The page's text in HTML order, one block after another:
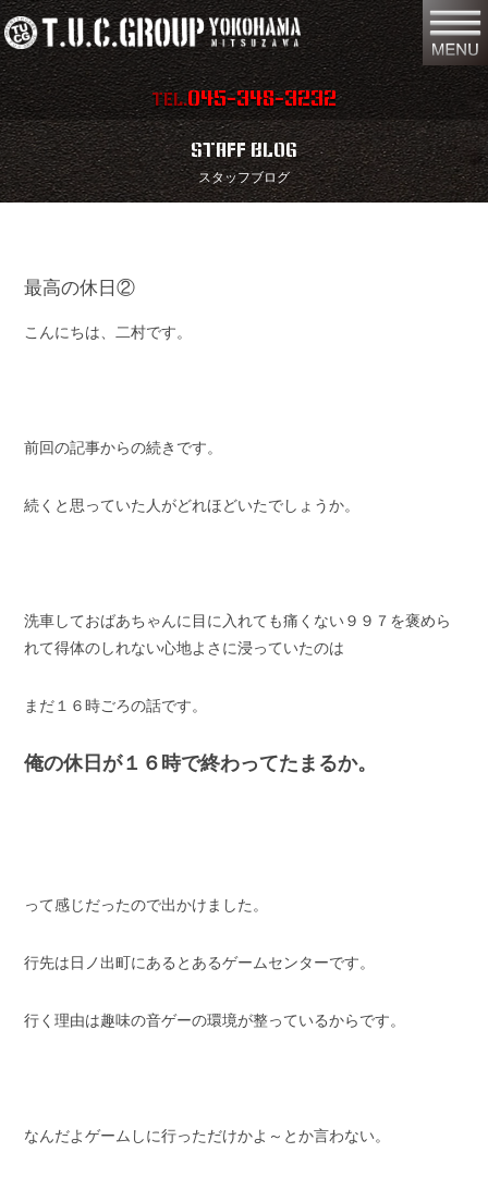
TEL.045-348-3232
在庫車両情報 店舗情報
保証内容 地図
スタッフ紹介
特別作業
STAFF BLOG
スタッフブログ
最高の休日②
こんにちは、二村です。
前回の記事からの続きです。
続くと思っていた人がどれほどいたでしょうか。
洗車しておばあちゃんに目に入れても痛くない９９７を褒めら
れて得体のしれない心地よさに浸っていたのは
まだ１６時ごろの話です。
俺の休日が１６時で終わってたまるか。
って感じだったので出かけました。
行先は日ノ出町にあるとあるゲームセンターです。
行く理由は趣味の音ゲーの環境が整っているからです。
なんだよゲームしに行っただけかよ～とか言わない。